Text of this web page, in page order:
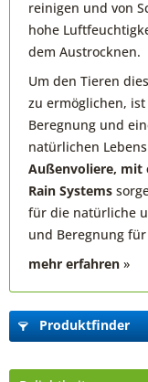
reinigen und von
hohe
dem Austrocknen.
Um den Tieren
zu ermöglichen,
Beregnung und
natürlichen
Außenvoliere, mit
Rain Systems
für die natürliche
und Beregnung
mehr erfahren »
Produktfinder